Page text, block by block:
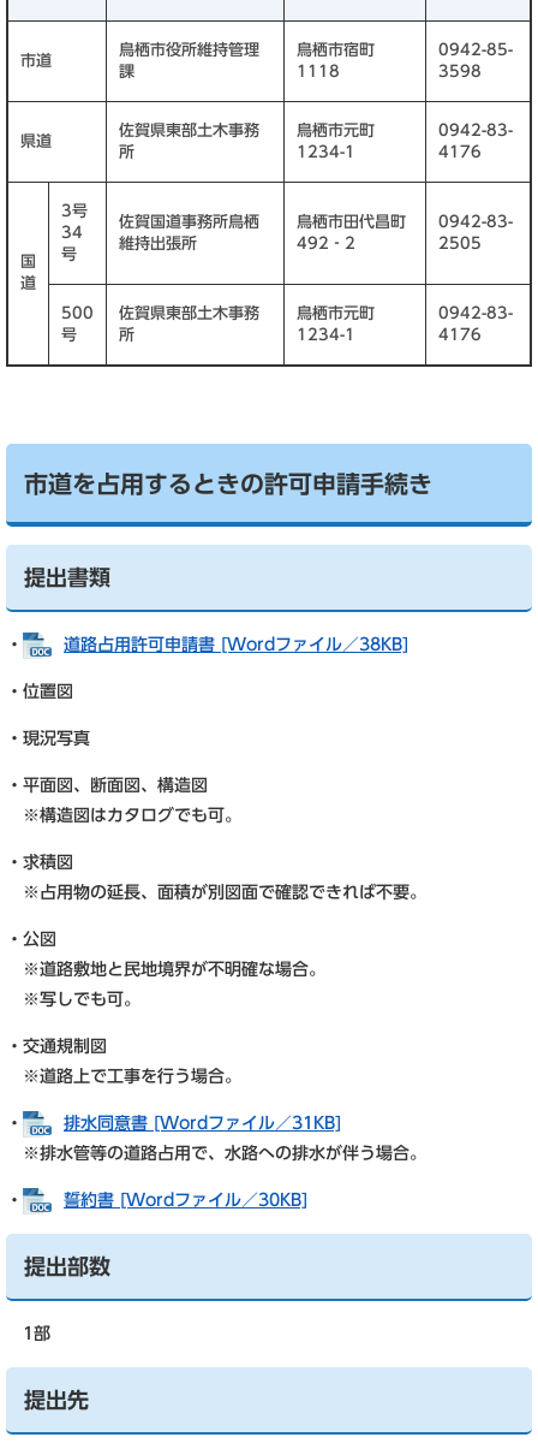
市道
鳥栖市役所維持管理
課
鳥栖市宿町
1118
0942-85-
3598
県道
佐賀県東部土木事務
所
鳥栖市元町
1234-1
0942-83-
4176
国
道
3号
34
号
佐賀国道事務所鳥栖
維持出張所
鳥栖市田代昌町
492‐2
0942-83-
2505
500
号
佐賀県東部土木事務
所
鳥栖市元町
1234-1
0942-83-
4176
市道を占用するときの許可申請手続き
提出書類
・ 道路占用許可申請書 [Wordファイル／38KB]
・位置図
・現況写真
・平面図、断面図、構造図
※構造図はカタログでも可。
・求積図
※占用物の延長、面積が別図面で確認できれば不要。
・公図
※道路敷地と民地境界が不明確な場合。
※写しでも可。
・交通規制図
※道路上で工事を行う場合。
・
排水同意書 [Wordファイル／31KB]
※排水管等の道路占用で、水路への排水が伴う場合。
・ 誓約書 [Wordファイル／30KB]
提出部数
1部
提出先